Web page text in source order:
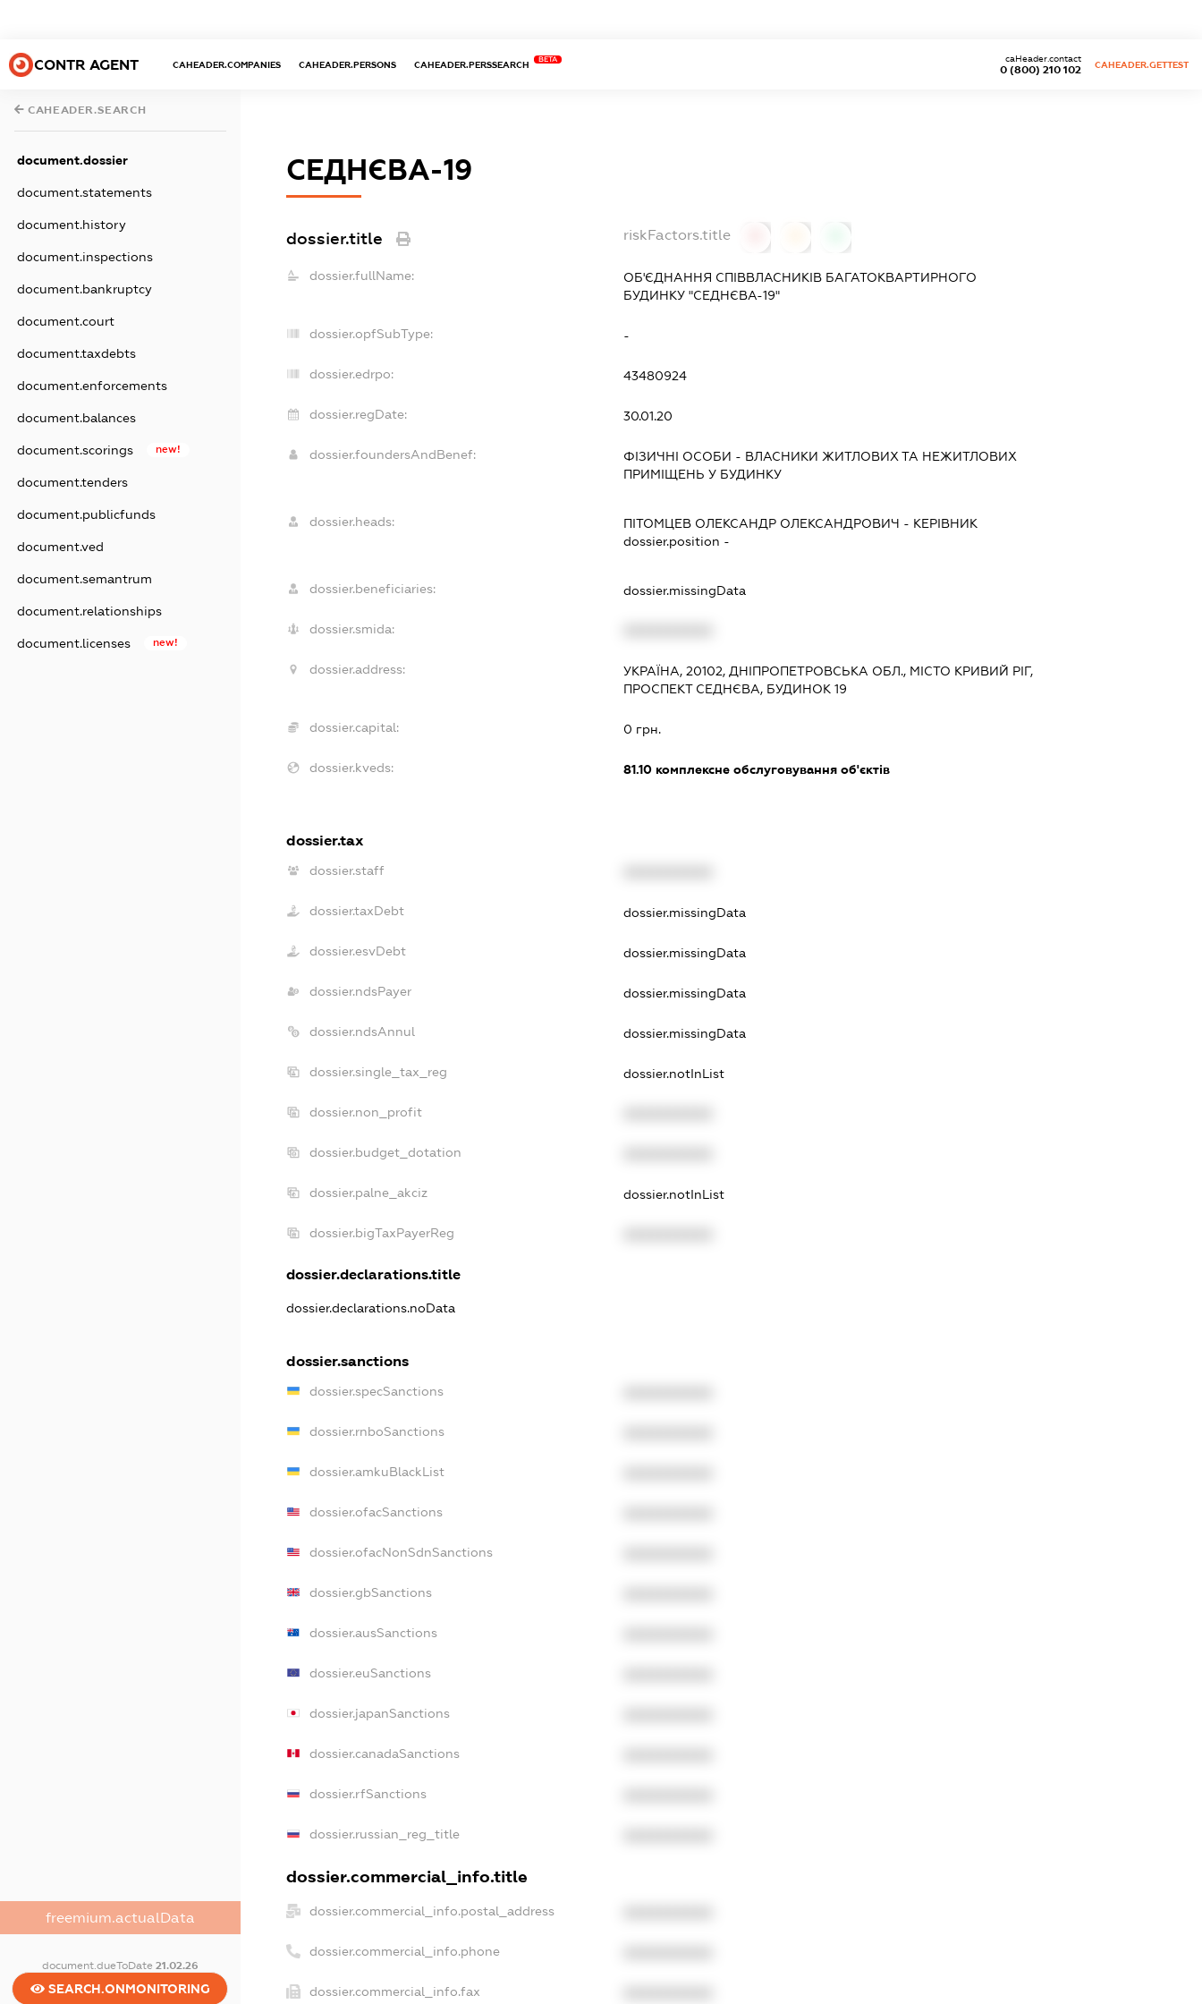
CONTR AGENT CAHEADER.COMPANIES CAHEADER.PERSONS CAHEADER.PERSSEARCH
BETA
0 (800) 210 102
caHeader.contact
CAHEADER.GETTEST
CAHEADER.SEARCH
document.dossier
document.statements
document.history
document.inspections
document.bankruptcy
document.court
document.taxdebts
document.enforcements
document.balances
document.scorings new!
document.tenders
document.publicfunds
document.ved
document.semantrum
document.relationships
document.licenses new!
freemium.actualData
document.dueToDate 21.02.26
SEARCH.ONMONITORING
СЕДНЄВА-19
dossier.title riskFactors.title
dossier.fullName:
ОБ'ЄДНАННЯ СПІВВЛАСНИКІВ БАГАТОКВАРТИРНОГО
БУДИНКУ "СЕДНЄВА-19"
dossier.opfSubType: -
dossier.edrpo: 43480924
dossier.regDate: 30.01.20
dossier.foundersAndBenef:
ФІЗИЧНІ ОСОБИ - ВЛАСНИКИ ЖИТЛОВИХ ТА НЕЖИТЛОВИХ
ПРИМІЩЕНЬ У БУДИНКУ
dossier.heads: ПІТОМЦЕВ ОЛЕКСАНДР ОЛЕКСАНДРОВИЧ - КЕРІВНИК
dossier.position -
dossier.beneficiaries: dossier.missingData
dossier.smida:
dossier.address:
УКРАЇНА, 20102, ДНІПРОПЕТРОВСЬКА ОБЛ., МІСТО КРИВИЙ РІГ,
ПРОСПЕКТ СЕДНЄВА, БУДИНОК 19
dossier.capital: 0 грн.
dossier.kveds: 81.10 комплексне обслуговування об'єктів
dossier.tax
dossier.staff
dossier.taxDebt dossier.missingData
dossier.esvDebt dossier.missingData
dossier.ndsPayer dossier.missingData
dossier.ndsAnnul dossier.missingData
dossier.single_tax_reg dossier.notInList
dossier.non_profit
dossier.budget_dotation
dossier.palne_akciz dossier.notInList
dossier.bigTaxPayerReg
dossier.declarations.title
dossier.declarations.noData
dossier.sanctions
dossier.specSanctions
dossier.rnboSanctions
dossier.amkuBlackList
dossier.ofacSanctions
dossier.ofacNonSdnSanctions
dossier.gbSanctions
dossier.ausSanctions
dossier.euSanctions
dossier.japanSanctions
dossier.canadaSanctions
dossier.rfSanctions
dossier.russian_reg_title
dossier.commercial_info.title
dossier.commercial_info.postal_address
dossier.commercial_info.phone
dossier.commercial_info.fax